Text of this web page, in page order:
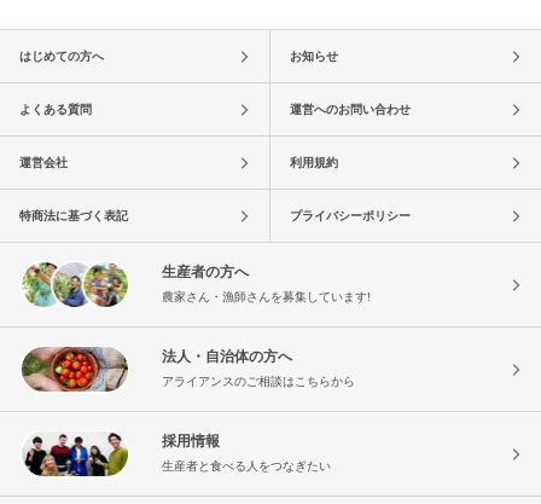
はじめての方へ お知らせ
よくある質問 運営へのお問い合わせ
運営会社 利用規約
特商法に基づく表記 プライバシーポリシー
生産者の方へ
農家さん・漁師さんを募集しています!
法人・自治体の方へ
アライアンスのご相談はこちらから
採用情報
生産者と食べる人をつなぎたい